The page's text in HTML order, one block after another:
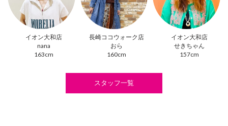
イオン大和店
nana
163cm
長崎ココウォーク店
おら
160cm
イオン大和店
せきちゃん
157cm
スタッフ一覧